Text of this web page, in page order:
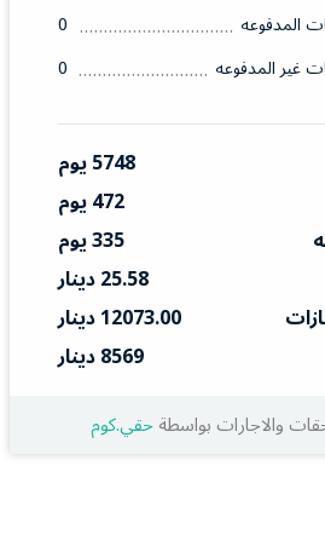
المدفوعه
0
غير المدفوعه
0
5748 يوم
472 يوم
335 يوم
25.58 دينار
12073.00 دينار
8569 دينار
والاجارات بواسطةحقي.كوم